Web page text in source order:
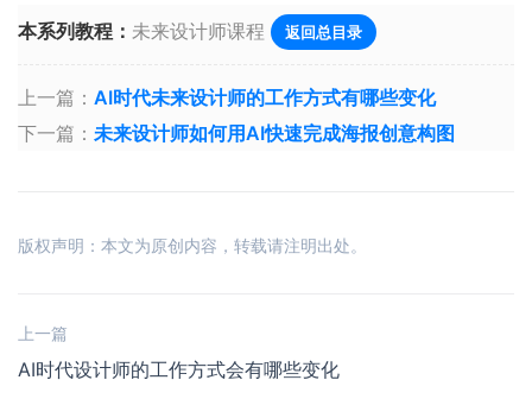
本系列教程： 未来设计师课程 返回总目录
上一篇： AI时代未来设计师的工作方式有哪些变化
下一篇： 未来设计师如何用AI快速完成海报创意构图
版权声明：本文为原创内容，转载请注明出处。
上一篇
AI时代设计师的工作方式会有哪些变化